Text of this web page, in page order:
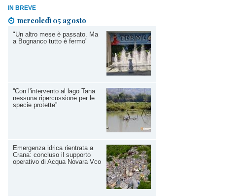
IN BREVE
mercoledì 05 agosto
"Un altro mese è passato. Ma
a Bognanco tutto è fermo"
''Con l'intervento al lago Tana
nessuna ripercussione per le
specie protette''
Emergenza idrica rientrata a
Crana: concluso il supporto
operativo di Acqua Novara Vco